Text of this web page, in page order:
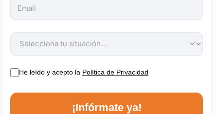
He leído y acepto la Política de Privacidad
¡Infórmate ya!